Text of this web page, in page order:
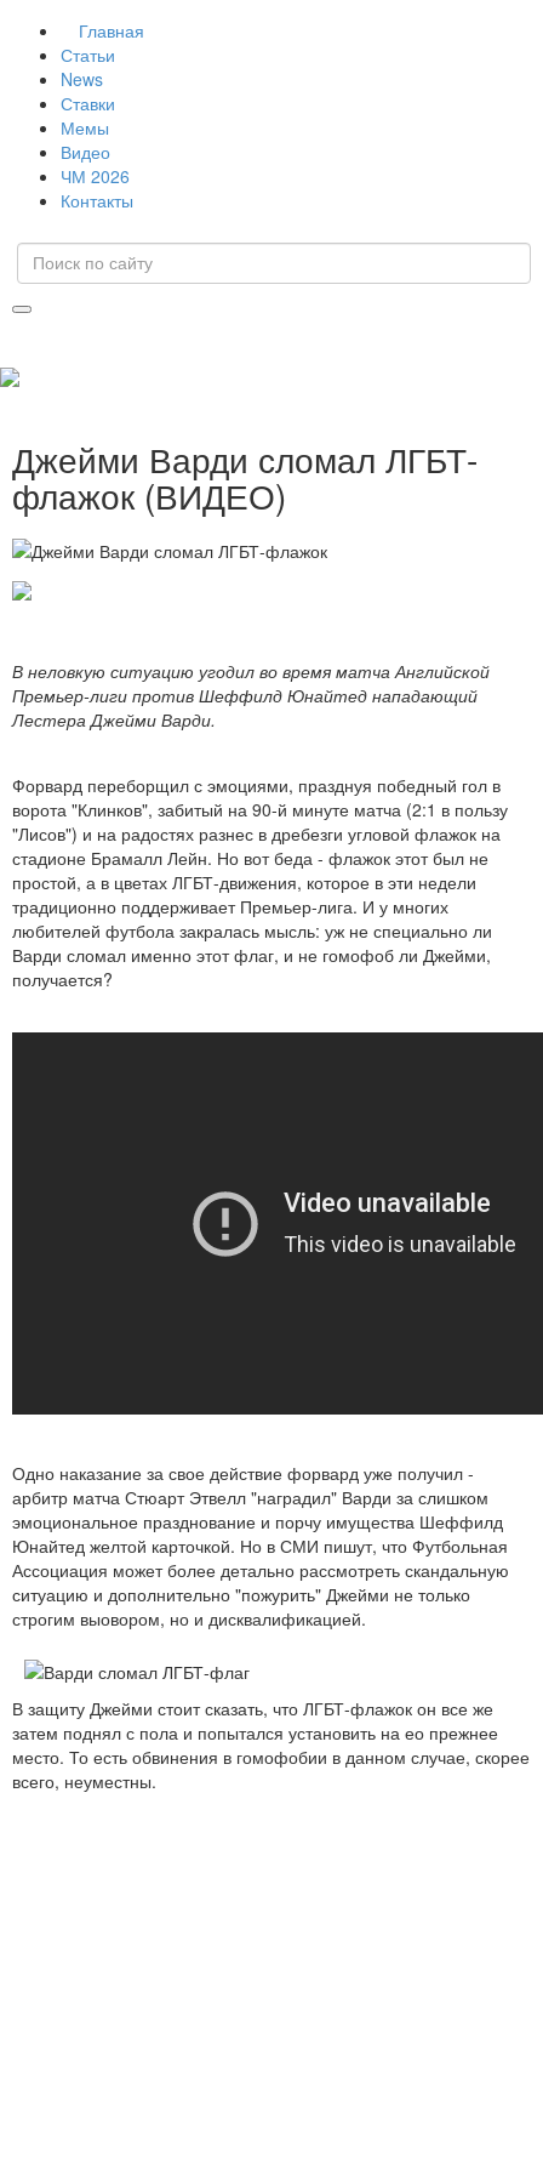
Главная
Статьи
News
Ставки
Мемы
Видео
ЧМ 2026
Контакты
Джейми Варди сломал ЛГБТ-
флажок (ВИДЕО)
В неловкую ситуацию угодил во время матча Английской
Премьер-лиги против Шеффилд Юнайтед нападающий
Лестера Джейми Варди.
Форвард переборщил с эмоциями, празднуя победный гол в
ворота "Клинков", забитый на 90-й минуте матча (2:1 в пользу
"Лисов") и на радостях разнес в дребезги угловой флажок на
стадионе Брамалл Лейн. Но вот беда - флажок этот был не
простой, а в цветах ЛГБТ-движения, которое в эти недели
традиционно поддерживает Премьер-лига. И у многих
любителей футбола закралась мысль: уж не специально ли
Варди сломал именно этот флаг, и не гомофоб ли Джейми,
получается?
Одно наказание за свое действие форвард уже получил -
арбитр матча Стюарт Этвелл "наградил" Варди за слишком
эмоциональное празднование и порчу имущества Шеффилд
Юнайтед желтой карточкой. Но в СМИ пишут, что Футбольная
Ассоциация может более детально рассмотреть скандальную
ситуацию и дополнительно "пожурить" Джейми не только
строгим выовором, но и дисквалификацией.
В защиту Джейми стоит сказать, что ЛГБТ-флажок он все же
затем поднял с пола и попытался установить на ео прежнее
место. То есть обвинения в гомофобии в данном случае, скорее
всего, неуместны.